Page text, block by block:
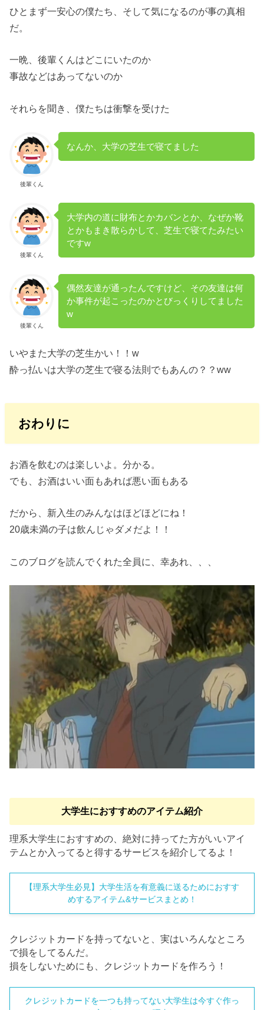
ひとまず一安心の僕たち、そして気になるのが事の真相
だ。
一晩、後輩くんはどこにいたのか
事故などはあってないのか
それらを聞き、僕たちは衝撃を受けた
後輩くん
なんか、大学の芝生で寝てました
後輩くん
大学内の道に財布とかカバンとか、なぜか靴
とかもまき散らかして、芝生で寝てたみたい
ですw
後輩くん
偶然友達が通ったんですけど、その友達は何
か事件が起こったのかとびっくりしてました
w
いやまた大学の芝生かい！！w
酔っ払いは大学の芝生で寝る法則でもあんの？？ww
おわりに
お酒を飲むのは楽しいよ。分かる。
でも、お酒はいい面もあれば悪い面もある
だから、新入生のみんなはほどほどにね！
20歳未満の子は飲んじゃダメだよ！！
このブログを読んでくれた全員に、幸あれ、、、
大学生におすすめのアイテム紹介
理系大学生におすすめの、絶対に持ってた方がいいアイ
テムとか入ってると得するサービスを紹介してるよ！
【理系大学生必見】大学生活を有意義に送るためにおすす
めするアイテム&サービスまとめ！
クレジットカードを持ってないと、実はいろんなところ
で損をしてるんだ。
損をしないためにも、クレジットカードを作ろう！
クレジットカードを一つも持ってない大学生は今すぐ作っ